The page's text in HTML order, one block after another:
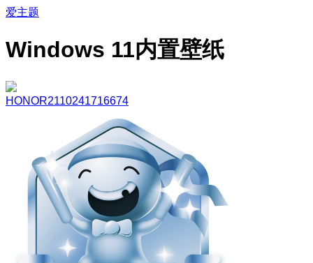
爱主题
Windows 11内置壁纸
HONOR2110241716674